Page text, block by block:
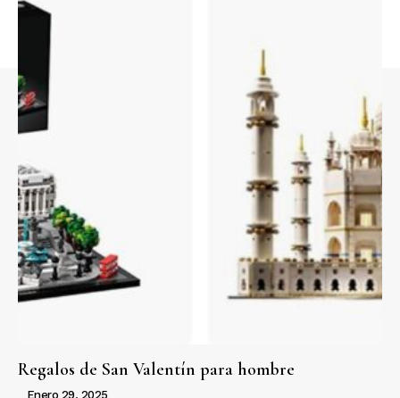
Regalos de San Valentín para hombre
Enero 29, 2025